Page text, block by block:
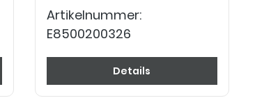
Artikelnummer:
E8500200326
Details